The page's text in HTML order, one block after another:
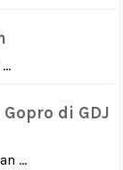
di GDJ
...